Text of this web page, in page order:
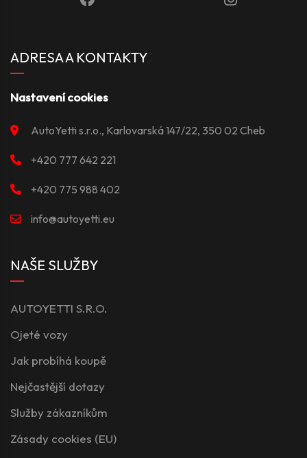
ADRESA A KONTAKTY
Nastavení cookies
AutoYetti s.r.o., Karlovarská 147/22, 350 02 Cheb
+420 777 642 221
+420 775 988 402
info@autoyetti.eu
NAŠE SLUŽBY
AUTOYETTI S.R.O.
Ojeté vozy
Jak probíhá koupě
Nejčastější dotazy
Služby zákazníkům
Zásady cookies (EU)